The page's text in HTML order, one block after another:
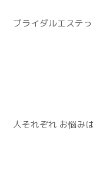
ブライダルエステ
人それぞれ お悩み